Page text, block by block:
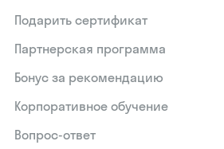
Подарить сертификат
Партнерская программа
Бонус за рекомендацию
Корпоративное обучение
Вопрос-ответ